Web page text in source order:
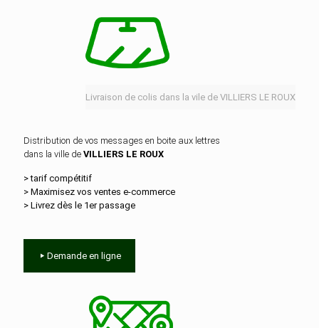
Livraison de colis dans la vile de VILLIERS LE ROUX
Distribution de vos messages en boite aux lettres
dans la ville de VILLIERS LE ROUX
> tarif compétitif
> Maximisez vos ventes e‑commerce
> Livrez dès le 1er passage
Demande en ligne